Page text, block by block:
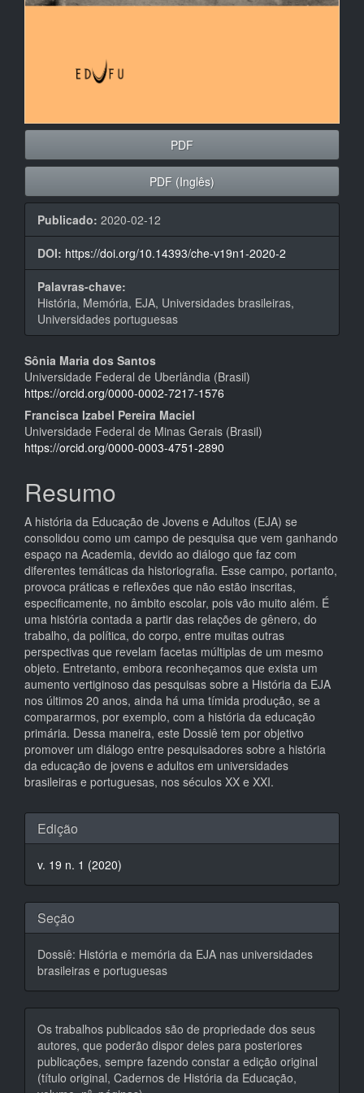
PDF
PDF (Inglês)
Publicado: 2020-02-12
DOI: https://doi.org/10.14393/che-v19n1-2020-2
Palavras-chave:
História, Memória, EJA, Universidades brasileiras,
Universidades portuguesas
Conteúdo
do
artigo
principal
Sônia Maria dos Santos
Universidade Federal de Uberlândia (Brasil)
https://orcid.org/0000-0002-7217-1576
Francisca Izabel Pereira Maciel
Universidade Federal de Minas Gerais (Brasil)
https://orcid.org/0000-0003-4751-2890
Resumo
A história da Educação de Jovens e Adultos (EJA) se
consolidou como um campo de pesquisa que vem ganhando
espaço na Academia, devido ao diálogo que faz com
diferentes temáticas da historiografia. Esse campo, portanto,
provoca práticas e reflexões que não estão inscritas,
especificamente, no âmbito escolar, pois vão muito além. É
uma história contada a partir das relações de gênero, do
trabalho, da política, do corpo, entre muitas outras
perspectivas que revelam facetas múltiplas de um mesmo
objeto. Entretanto, embora reconheçamos que exista um
aumento vertiginoso das pesquisas sobre a História da EJA
nos últimos 20 anos, ainda há uma tímida produção, se a
compararmos, por exemplo, com a história da educação
primária. Dessa maneira, este Dossiê tem por objetivo
promover um diálogo entre pesquisadores sobre a história
da educação de jovens e adultos em universidades
brasileiras e portuguesas, nos séculos XX e XXI.
Detalhes
do
artigo
Edição
v. 19 n. 1 (2020)
Seção
Dossiê: História e memória da EJA nas universidades
brasileiras e portuguesas
Os trabalhos publicados são de propriedade dos seus
autores, que poderão dispor deles para posteriores
publicações, sempre fazendo constar a edição original
(título original, Cadernos de História da Educação,